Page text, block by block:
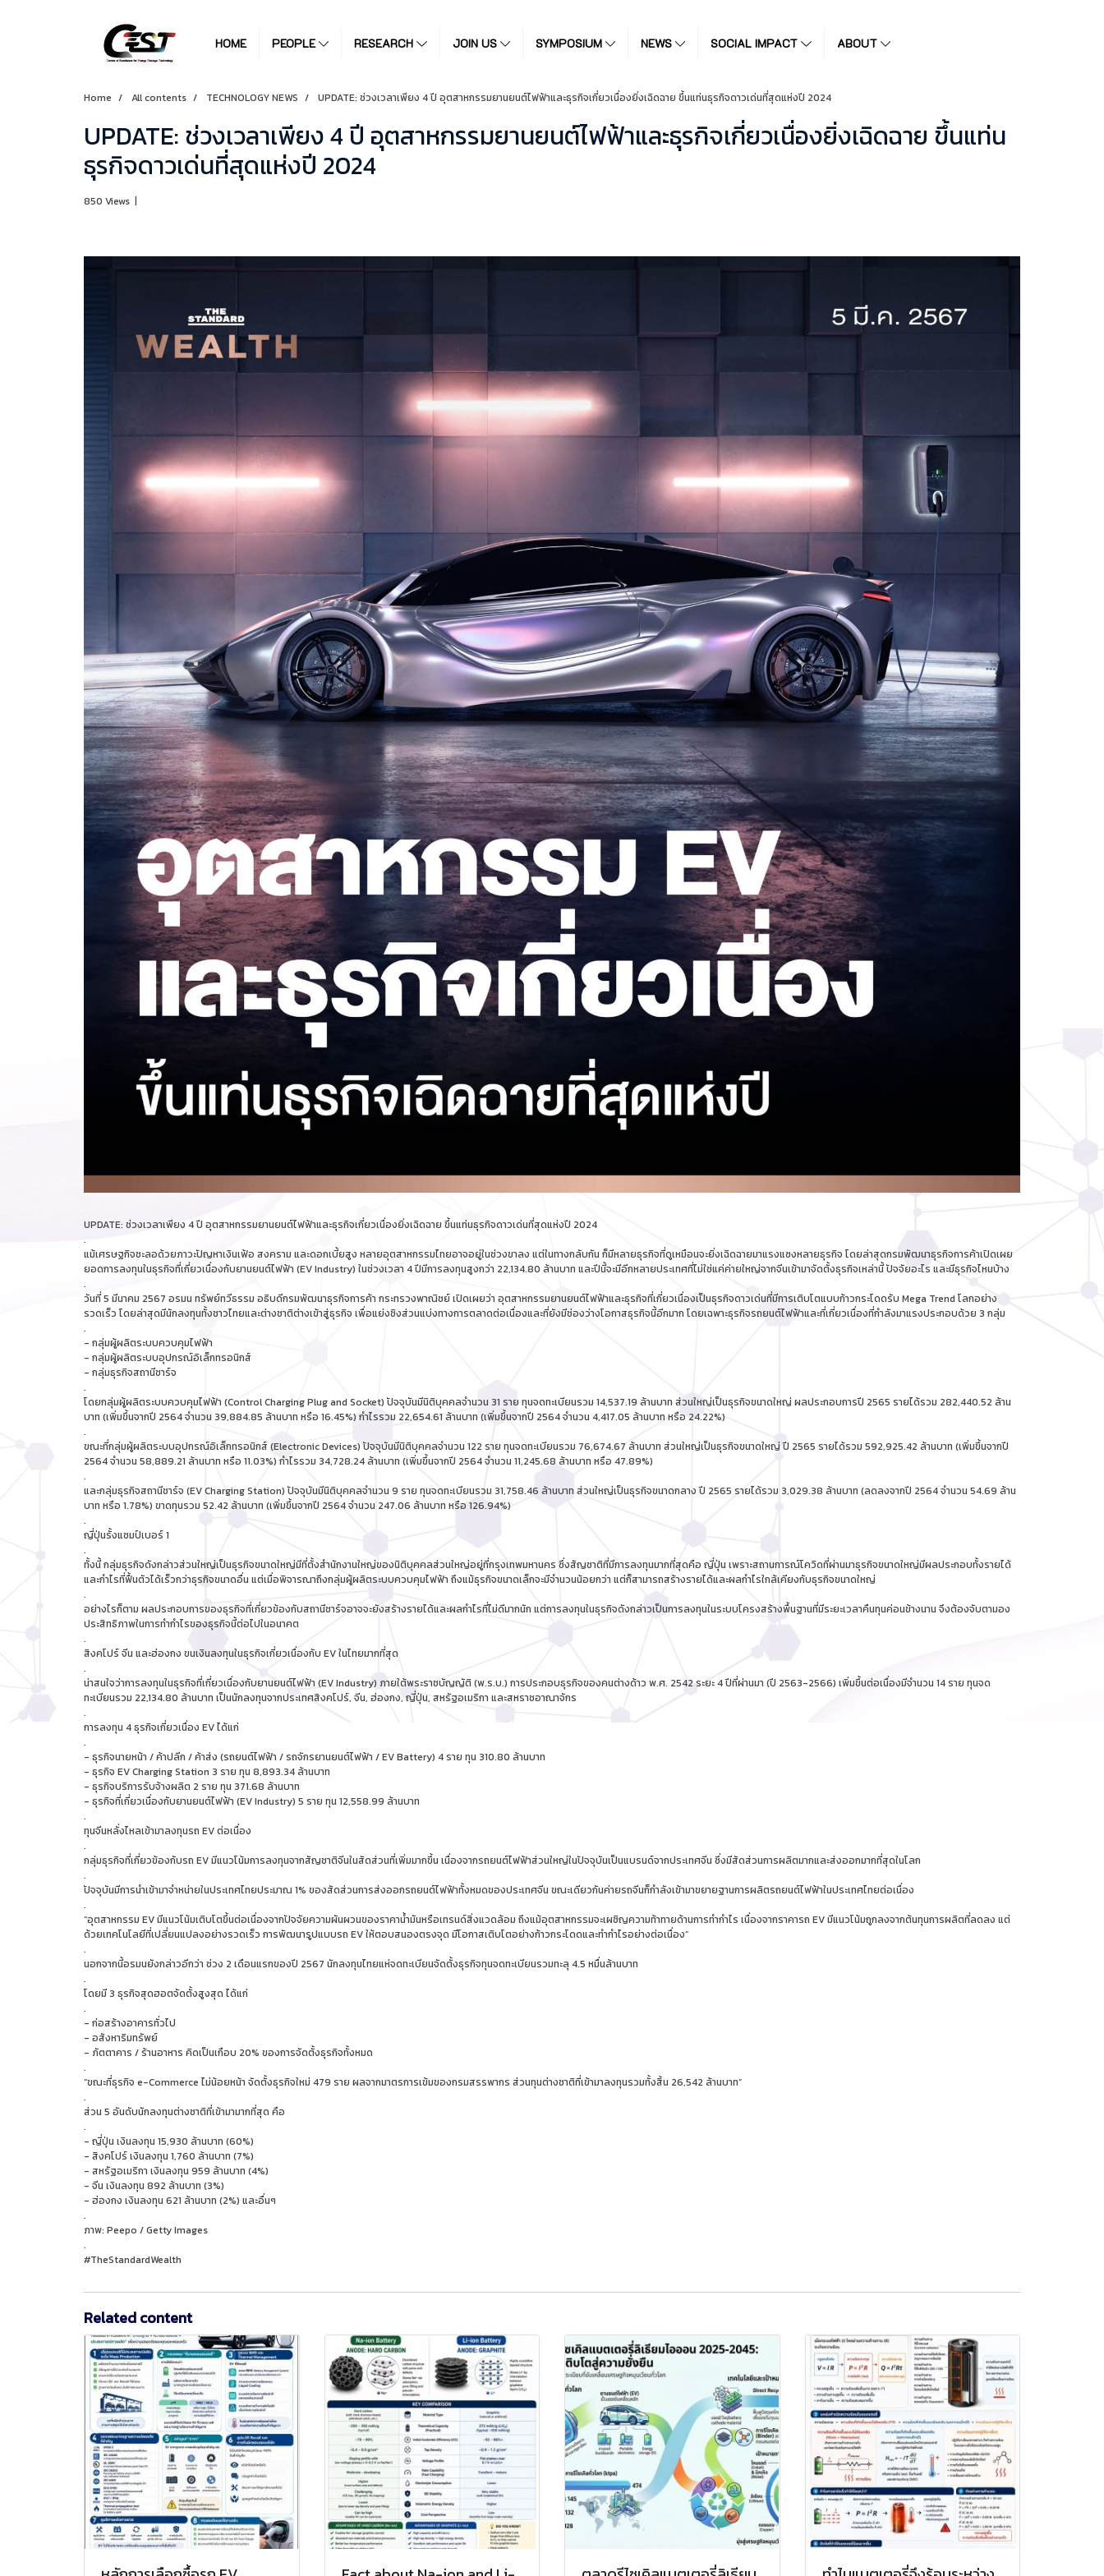
HOME PEOPLE RESEARCH JOIN US SYMPOSIUM NEWS SOCIAL IMPACT ABOUT
Home All contents TECHNOLOGY NEWS UPDATE: ช่วงเวลาเพียง 4 ปี อุตสาหกรรมยานยนต์ไฟฟ้าและธุรกิจเกี่ยวเนื่องยิ่งเฉิดฉาย ขึ้นแท่นธุรกิจดาวเด่นที่สุดแห่งปี 2024
UPDATE: ช่วงเวลาเพียง 4 ปี อุตสาหกรรมยานยนต์ไฟฟ้าและธุรกิจเกี่ยวเนื่องยิ่งเฉิดฉาย ขึ้นแท่น
ธุรกิจดาวเด่นที่สุดแห่งปี 2024
850 Views |
UPDATE: ช่วงเวลาเพียง 4 ปี อุตสาหกรรมยานยนต์ไฟฟ้าและธุรกิจเกี่ยวเนื่องยิ่งเฉิดฉาย ขึ้นแท่นธุรกิจดาวเด่นที่สุดแห่งปี 2024
.
แม้เศรษฐกิจชะลอด้วยภาวะปัญหาเงินเฟ้อ สงคราม และดอกเบี้ยสูง หลายอุตสาหกรรมไทยอาจอยู่ในช่วงขาลง แต่ในทางกลับกัน ก็มีหลายธุรกิจที่ดูเหมือนจะยิ่งเฉิดฉายมาแรงแซงหลายธุรกิจ โดยล่าสุดกรมพัฒนาธุรกิจการค้าเปิดเผย
ยอดการลงทุนในธุรกิจที่เกี่ยวเนื่องกับยานยนต์ไฟฟ้า (EV Industry) ในช่วงเวลา 4 ปีมีการลงทุนสูงกว่า 22,134.80 ล้านบาท และปีนี้จะมีอีกหลายประเทศที่ไม่ใช่แค่ค่ายใหญ่จากจีนเข้ามาจัดตั้งธุรกิจเหล่านี้ ปัจจัยอะไร และมีธุรกิจไหนบ้าง
.
วันที่ 5 มีนาคม 2567 อรมน ทรัพย์ทวีธรรม อธิบดีกรมพัฒนาธุรกิจการค้า กระทรวงพาณิชย์ เปิดเผยว่า อุตสาหกรรมยานยนต์ไฟฟ้าและธุรกิจที่เกี่ยวเนื่องเป็นธุรกิจดาวเด่นที่มีการเติบโตแบบก้าวกระโดดรับ Mega Trend โลกอย่าง
รวดเร็ว โดยล่าสุดมีนักลงทุนทั้งชาวไทยและต่างชาติต่างเข้าสู่ธุรกิจ เพื่อแย่งชิงส่วนแบ่งทางการตลาดต่อเนื่องและที่ยังมีช่องว่างโอกาสธุรกิจนี้อีกมาก โดยเฉพาะธุรกิจรถยนต์ไฟฟ้าและที่เกี่ยวเนื่องที่กำลังมาแรงประกอบด้วย 3 กลุ่ม
.
- กลุ่มผู้ผลิตระบบควบคุมไฟฟ้า
- กลุ่มผู้ผลิตระบบอุปกรณ์อิเล็กทรอนิกส์
- กลุ่มธุรกิจสถานีชาร์จ
.
โดยกลุ่มผู้ผลิตระบบควบคุมไฟฟ้า (Control Charging Plug and Socket) ปัจจุบันมีนิติบุคคลจำนวน 31 ราย ทุนจดทะเบียนรวม 14,537.19 ล้านบาท ส่วนใหญ่เป็นธุรกิจขนาดใหญ่ ผลประกอบการปี 2565 รายได้รวม 282,440.52 ล้าน
บาท (เพิ่มขึ้นจากปี 2564 จำนวน 39,884.85 ล้านบาท หรือ 16.45%) กำไรรวม 22,654.61 ล้านบาท (เพิ่มขึ้นจากปี 2564 จำนวน 4,417.05 ล้านบาท หรือ 24.22%)
.
ขณะที่กลุ่มผู้ผลิตระบบอุปกรณ์อิเล็กทรอนิกส์ (Electronic Devices) ปัจจุบันมีนิติบุคคลจำนวน 122 ราย ทุนจดทะเบียนรวม 76,674.67 ล้านบาท ส่วนใหญ่เป็นธุรกิจขนาดใหญ่ ปี 2565 รายได้รวม 592,925.42 ล้านบาท (เพิ่มขึ้นจากปี
2564 จำนวน 58,889.21 ล้านบาท หรือ 11.03%) กำไรรวม 34,728.24 ล้านบาท (เพิ่มขึ้นจากปี 2564 จำนวน 11,245.68 ล้านบาท หรือ 47.89%)
.
และกลุ่มธุรกิจสถานีชาร์จ (EV Charging Station) ปัจจุบันมีนิติบุคคลจำนวน 9 ราย ทุนจดทะเบียนรวม 31,758.46 ล้านบาท ส่วนใหญ่เป็นธุรกิจขนาดกลาง ปี 2565 รายได้รวม 3,029.38 ล้านบาท (ลดลงจากปี 2564 จำนวน 54.69 ล้าน
บาท หรือ 1.78%) ขาดทุนรวม 52.42 ล้านบาท (เพิ่มขึ้นจากปี 2564 จำนวน 247.06 ล้านบาท หรือ 126.94%)
.
ญี่ปุ่นรั้งแชมป์เบอร์ 1
.
ทั้งนี้ กลุ่มธุรกิจดังกล่าวส่วนใหญ่เป็นธุรกิจขนาดใหญ่มีที่ตั้งสำนักงานใหญ่ของนิติบุคคลส่วนใหญ่อยู่ที่กรุงเทพมหานคร ซึ่งสัญชาติที่มีการลงทุนมากที่สุดคือ ญี่ปุ่น เพราะสถานการณ์โควิดที่ผ่านมาธุรกิจขนาดใหญ่มีผลประกอบทั้งรายได้
และกำไรที่ฟื้นตัวได้เร็วกว่าธุรกิจขนาดอื่น แต่เมื่อพิจารณาถึงกลุ่มผู้ผลิตระบบควบคุมไฟฟ้า ถึงแม้ธุรกิจขนาดเล็กจะมีจำนวนน้อยกว่า แต่ก็สามารถสร้างรายได้และผลกำไรใกล้เคียงกับธุรกิจขนาดใหญ่
.
อย่างไรก็ตาม ผลประกอบการของธุรกิจที่เกี่ยวข้องกับสถานีชาร์จอาจจะยังสร้างรายได้และผลกำไรที่ไม่ดีมากนัก แต่การลงทุนในธุรกิจดังกล่าวเป็นการลงทุนในระบบโครงสร้างพื้นฐานที่มีระยะเวลาคืนทุนค่อนข้างนาน จึงต้องจับตามอง
ประสิทธิภาพในการทำกำไรของธุรกิจนี้ต่อไปในอนาคต
.
สิงคโปร์ จีน และฮ่องกง ขนเงินลงทุนในธุรกิจเกี่ยวเนื่องกับ EV ในไทยมากที่สุด
.
น่าสนใจว่าการลงทุนในธุรกิจที่เกี่ยวเนื่องกับยานยนต์ไฟฟ้า (EV Industry) ภายใต้พระราชบัญญัติ (พ.ร.บ.) การประกอบธุรกิจของคนต่างด้าว พ.ศ. 2542 ระยะ 4 ปีที่ผ่านมา (ปี 2563-2566) เพิ่มขึ้นต่อเนื่องมีจำนวน 14 ราย ทุนจด
ทะเบียนรวม 22,134.80 ล้านบาท เป็นนักลงทุนจากประเทศสิงคโปร์, จีน, ฮ่องกง, ญี่ปุ่น, สหรัฐอเมริกา และสหราชอาณาจักร
.
การลงทุน 4 ธุรกิจเกี่ยวเนื่อง EV ได้แก่
.
- ธุรกิจนายหน้า / ค้าปลีก / ค้าส่ง (รถยนต์ไฟฟ้า / รถจักรยานยนต์ไฟฟ้า / EV Battery) 4 ราย ทุน 310.80 ล้านบาท
- ธุรกิจ EV Charging Station 3 ราย ทุน 8,893.34 ล้านบาท
- ธุรกิจบริการรับจ้างผลิต 2 ราย ทุน 371.68 ล้านบาท
- ธุรกิจที่เกี่ยวเนื่องกับยานยนต์ไฟฟ้า (EV Industry) 5 ราย ทุน 12,558.99 ล้านบาท
.
ทุนจีนหลั่งไหลเข้ามาลงทุนรถ EV ต่อเนื่อง
.
กลุ่มธุรกิจที่เกี่ยวข้องกับรถ EV มีแนวโน้มการลงทุนจากสัญชาติจีนในสัดส่วนที่เพิ่มมากขึ้น เนื่องจากรถยนต์ไฟฟ้าส่วนใหญ่ในปัจจุบันเป็นแบรนด์จากประเทศจีน ซึ่งมีสัดส่วนการผลิตมากและส่งออกมากที่สุดในโลก
.
ปัจจุบันมีการนำเข้ามาจำหน่ายในประเทศไทยประมาณ 1% ของสัดส่วนการส่งออกรถยนต์ไฟฟ้าทั้งหมดของประเทศจีน ขณะเดียวกันค่ายรถจีนก็กำลังเข้ามาขยายฐานการผลิตรถยนต์ไฟฟ้าในประเทศไทยต่อเนื่อง
.
“อุตสาหกรรม EV มีแนวโน้มเติบโตขึ้นต่อเนื่องจากปัจจัยความผันผวนของราคาน้ำมันหรือเทรนด์สิ่งแวดล้อม ถึงแม้อุตสาหกรรมจะเผชิญความท้าทายด้านการทำกำไร เนื่องจากราคารถ EV มีแนวโน้มถูกลงจากต้นทุนการผลิตที่ลดลง แต่
ด้วยเทคโนโลยีที่เปลี่ยนแปลงอย่างรวดเร็ว การพัฒนารูปแบบรถ EV ให้ตอบสนองตรงจุด มีโอกาสเติบโตอย่างก้าวกระโดดและทำกำไรอย่างต่อเนื่อง”
.
นอกจากนี้อรมนยังกล่าวอีกว่า ช่วง 2 เดือนแรกของปี 2567 นักลงทุนไทยแห่จดทะเบียนจัดตั้งธุรกิจทุนจดทะเบียนรวมทะลุ 4.5 หมื่นล้านบาท
.
โดยมี 3 ธุรกิจสุดฮอตจัดตั้งสูงสุด ได้แก่
.
- ก่อสร้างอาคารทั่วไป
- อสังหาริมทรัพย์
- ภัตตาคาร / ร้านอาหาร คิดเป็นเกือบ 20% ของการจัดตั้งธุรกิจทั้งหมด
.
“ขณะที่ธุรกิจ e-Commerce ไม่น้อยหน้า จัดตั้งธุรกิจใหม่ 479 ราย ผลจากมาตรการเข้มของกรมสรรพากร ส่วนทุนต่างชาติที่เข้ามาลงทุนรวมทั้งสิ้น 26,542 ล้านบาท”
.
ส่วน 5 อันดับนักลงทุนต่างชาติที่เข้ามามากที่สุด คือ
.
- ญี่ปุ่น เงินลงทุน 15,930 ล้านบาท (60%)
- สิงคโปร์ เงินลงทุน 1,760 ล้านบาท (7%)
- สหรัฐอเมริกา เงินลงทุน 959 ล้านบาท (4%)
- จีน เงินลงทุน 892 ล้านบาท (3%)
- ฮ่องกง เงินลงทุน 621 ล้านบาท (2%) และอื่นๆ
.
ภาพ: Peepo / Getty Images
.
#TheStandardWealth
Related content